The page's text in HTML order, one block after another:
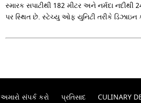
સ્મારક સપાટીથી 182 મીટર અને નર્મદા નદીથી
પર સ્થિત છે. સ્ટેચ્યુ ઓફ યુનિટી તરીકે ડિઝાઇન
અમારો સંપર્ક કરો પ્રતિસાદ CULINARY